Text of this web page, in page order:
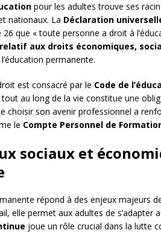
pour les adultes trouve ses
nationaux. La Déclaration
que « toute personne a droit à
aux droits économiques,
permanente.
est consacré par le Code de
au long de la vie constitue une
choisir son avenir professionnel a
le Compte Personnel de
sociaux et
répond à des enjeux majeurs
elle permet aux adultes de s’adapter
joue un rôle crucial dans la lutte